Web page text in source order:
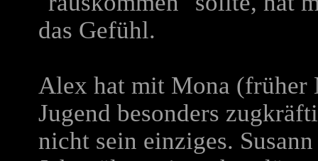
das Gefühl.
Alex hat mit Mona (früher
Jugend besonders
nicht sein einziges.